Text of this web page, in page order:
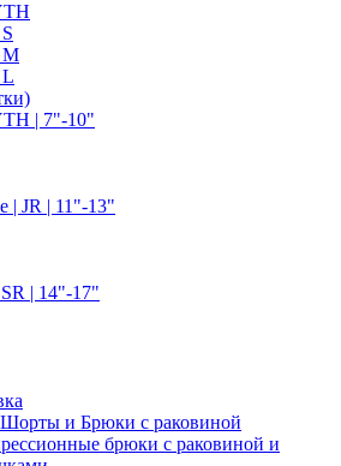
| 7"-10"
| JR | 11"-13"
| 14"-17"
и Брюки с раковиной
брюки с раковиной и